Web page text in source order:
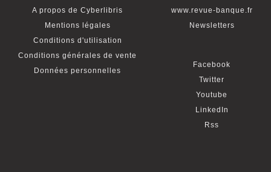
A propos de Cyberlibris
Mentions légales
Conditions d'utilisation
Conditions générales de vente
Données personnelles
www.revue-banque.fr
Newsletters
Facebook
Twitter
Youtube
LinkedIn
Rss